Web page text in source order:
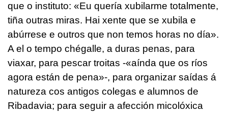
que o instituto: «Eu quería xubilarme totalmente,
tiña outras miras. Hai xente que se xubila e
abúrrese e outros que non temos horas no día».
A el o tempo chégalle, a duras penas, para
viaxar, para pescar troitas -«aínda que os ríos
agora están de pena»-, para organizar saídas á
natureza cos antigos colegas e alumnos de
Ribadavia; para seguir a afección micolóxica